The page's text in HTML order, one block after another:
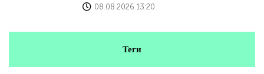
08.08.2026 13:20
Теги